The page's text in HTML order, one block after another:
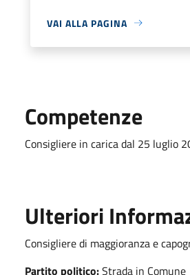
VAI ALLA PAGINA
Competenze
Consigliere in carica dal 25 luglio
Ulteriori
Consigliere di maggioranza e
Partito politico:Strada in Comune